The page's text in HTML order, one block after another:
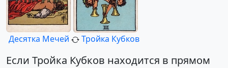
Десятка Мечей Тройка Кубков
Если Тройка Кубков находится в прямом